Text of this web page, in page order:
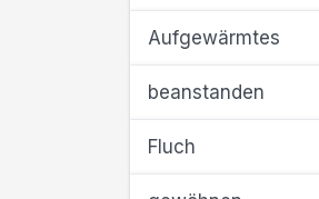
Aufgewärmtes
beanstanden
Fluch